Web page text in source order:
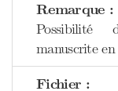
Remarque :
Possibilité
manuscrite
Fichier :